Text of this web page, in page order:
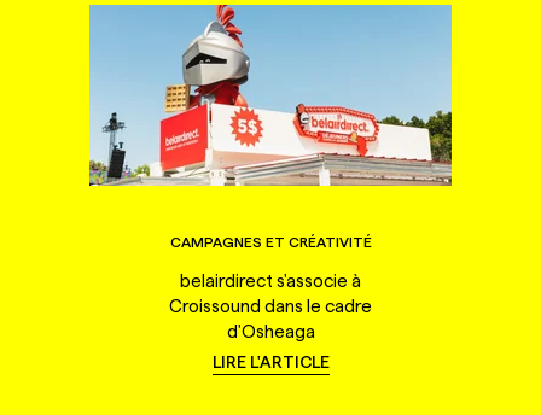
CAMPAGNES ET CRÉATIVITÉ
belairdirect s'associe à
Croissound dans le cadre
d'Osheaga
LIRE L'ARTICLE